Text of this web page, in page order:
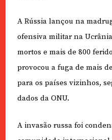
A Rússia lançou na
ofensiva militar na
mortos e mais de 800
provocou a fuga de mais
para os países vizinhos,
dados da ONU.
A invasão russa foi